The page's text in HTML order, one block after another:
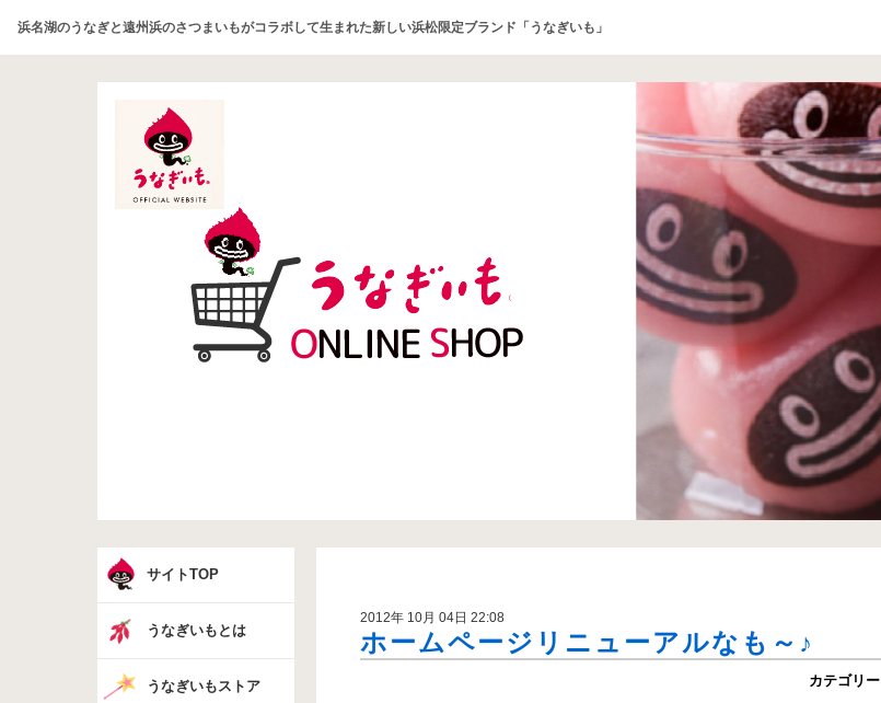
浜名湖のうなぎと遠州浜のさつまいもがコラボして生まれた新しい浜松限定ブランド「うなぎいも」
サイトTOP
うなぎいもとは
うなぎいもストア
2012年 10月 04日 22:08
ホームページリニューアルなも～♪
カテゴリー